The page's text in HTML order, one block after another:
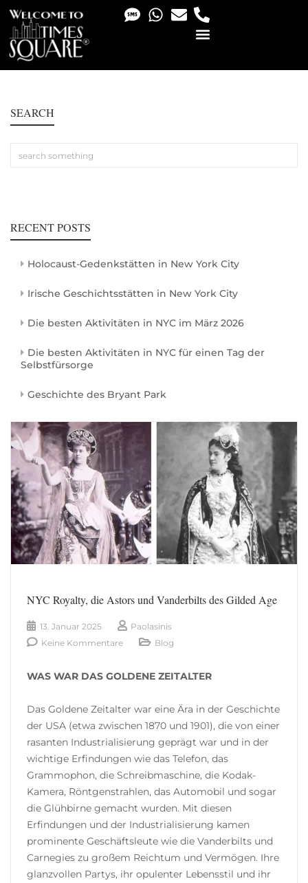
SEARCH
RECENT POSTS
Holocaust-Gedenkstätten in New York City
Irische Geschichtsstätten in New York City
Die besten Aktivitäten in NYC im März 2026
Die besten Aktivitäten in NYC für einen Tag der
Selbstfürsorge
Geschichte des Bryant Park
NYC Royalty, die Astors und Vanderbilts des Gilded Age
13. Januar 2025
Paolasinis
Keine Kommentare
Blog
WAS WAR DAS GOLDENE ZEITALTER
Das Goldene Zeitalter war eine Ära in der Geschichte
der USA (etwa zwischen 1870 und 1901), die von einer
rasanten Industrialisierung geprägt war und in der
wichtige Erfindungen wie das Telefon, das
Grammophon, die Schreibmaschine, die Kodak-
Kamera, Röntgenstrahlen, das Automobil und sogar
die Glühbirne gemacht wurden. Mit diesen
Erfindungen und der Industrialisierung kamen
prominente Geschäftsleute wie die Vanderbilts und
Carnegies zu großem Reichtum und Vermögen. Ihre
glanzvollen Partys, ihr opulenter Lebensstil und ihr